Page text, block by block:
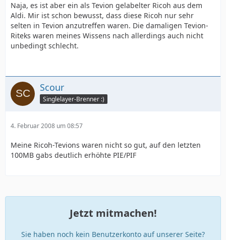
Naja, es ist aber ein als Tevion gelabelter Ricoh aus dem
Aldi. Mir ist schon bewusst, dass diese Ricoh nur sehr
selten in Tevion anzutreffen waren. Die damaligen Tevion-
Riteks waren meines Wissens nach allerdings auch nicht
unbedingt schlecht.
Scour
Singlelayer-Brenner :)
4. Februar 2008 um 08:57
Meine Ricoh-Tevions waren nicht so gut, auf den letzten
100MB gabs deutlich erhöhte PIE/PIF
Jetzt mitmachen!
Sie haben noch kein Benutzerkonto auf unserer Seite?